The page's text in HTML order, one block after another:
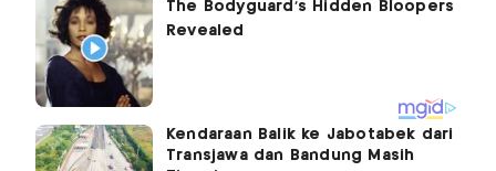
Kendaraan Balik ke Jabotabek dari
Transjawa dan Bandung Masih